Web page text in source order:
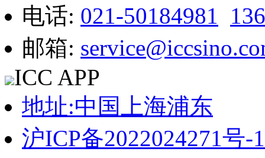
电话: 021-50184981
邮箱:
ICC APP
地址:中国上海浦东
沪ICP备2022024271号-1